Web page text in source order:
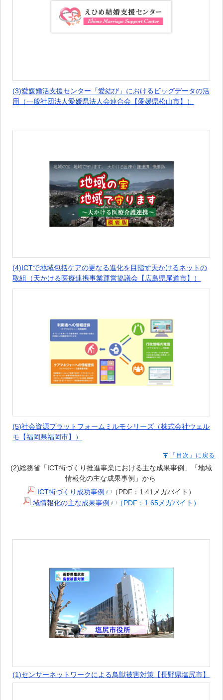
(3)愛媛婚活支援センター「愛結び」におけるビッグデータの活
用（一般社団法人愛媛県法人会連合会【愛媛県松山市】）
(4)ICTで地域包括ケアの更なる進化を目指す天かけるネットの
取組（天かける医療連携事業運営協議会【広島県尾道市】）
(5)社会資源プラットフォームミルモシリーズ（株式会社ウェル
モ【福岡県福岡市】）
「目次」に戻る
(2)総務省「ICT街づくり推進事業における主な成果事例」「地域
情報化の主な成果事例」から
ICT街づくり成功事例
（PDF：1.41メガバイト）
域情報化の主な成果事例
（PDF：1.65メガバイト）
(1)センサーネットワークによる鳥獣被害対策【長野県塩尻市】